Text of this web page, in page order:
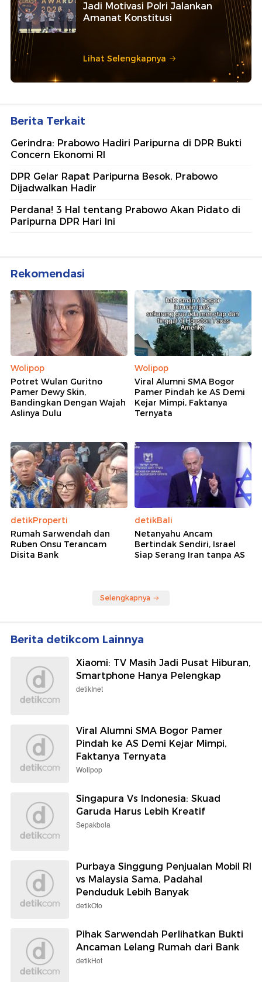
Jadi Motivasi Polri Jalankan
Amanat Konstitusi
Lihat Selengkapnya
Berita Terkait
Gerindra: Prabowo Hadiri Paripurna di DPR Bukti
Concern Ekonomi RI
DPR Gelar Rapat Paripurna Besok, Prabowo
Dijadwalkan Hadir
Perdana! 3 Hal tentang Prabowo Akan Pidato di
Paripurna DPR Hari Ini
Rekomendasi
Wolipop
Potret Wulan Guritno
Pamer Dewy Skin,
Bandingkan Dengan Wajah
Aslinya Dulu
Wolipop
Viral Alumni SMA Bogor
Pamer Pindah ke AS Demi
Kejar Mimpi, Faktanya
Ternyata
detikProperti
Rumah Sarwendah dan
Ruben Onsu Terancam
Disita Bank
detikBali
Netanyahu Ancam
Bertindak Sendiri, Israel
Siap Serang Iran tanpa AS
Selengkapnya
Berita detikcom Lainnya
Xiaomi: TV Masih Jadi Pusat Hiburan,
Smartphone Hanya Pelengkap
detikInet
Viral Alumni SMA Bogor Pamer
Pindah ke AS Demi Kejar Mimpi,
Faktanya Ternyata
Wolipop
Singapura Vs Indonesia: Skuad
Garuda Harus Lebih Kreatif
Sepakbola
Purbaya Singgung Penjualan Mobil RI
vs Malaysia Sama, Padahal
Penduduk Lebih Banyak
detikOto
Pihak Sarwendah Perlihatkan Bukti
Ancaman Lelang Rumah dari Bank
detikHot